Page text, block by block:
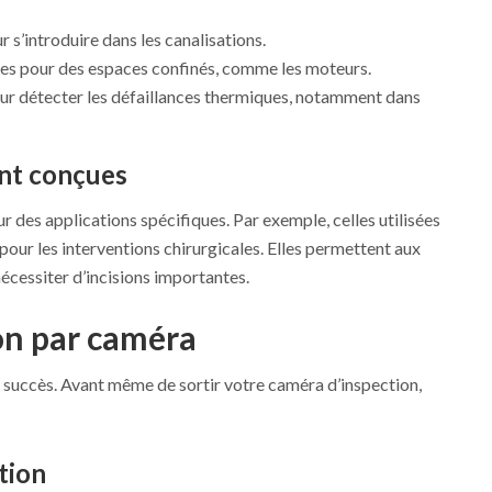
s’introduire dans les canalisations.
pour des espaces confinés, comme les moteurs.
détecter les défaillances thermiques, notamment dans
conçues
des applications spécifiques. Par exemple, celles utilisées
les interventions chirurgicales. Elles permettent aux
d’incisions importantes.
par caméra
Avant même de sortir votre caméra d’inspection,